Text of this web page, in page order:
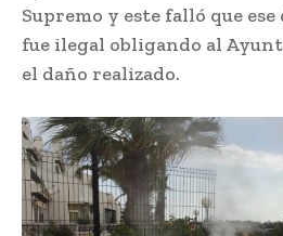
Supremo y este falló que
fue ilegal obligando al
el daño realizado.